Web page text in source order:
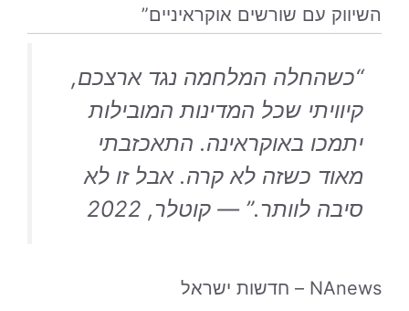
השיווק עם שורשים אוקראיניים”
“כשהחלה המלחמה נגד ארצכם,
קיוויתי שכל המדינות המובילות
יתמכו באוקראינה. התאכזבתי
מאוד כשזה לא קרה. אבל זו לא
סיבה לוותר.” — קוטלר, 2022
NAnews – חדשות ישראל